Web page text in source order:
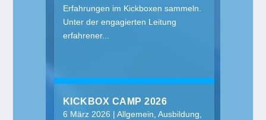
Erfahrungen im Kickboxen sammeln.
Unter der engagierten Leitung
erfahrener...
KICKBOX CAMP 2026
6 März 2026 | Allgemein Ausbildung